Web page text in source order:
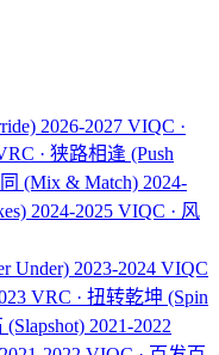
2026-2027 VIQC ·
· 狭路相逢 (Push
(Mix & Match) 2024-
2024-2025 VIQC · 风
Under) 2023-2024 VIQC
VRC · 扭转乾坤 (Spin
(Slapshot) 2021-2022